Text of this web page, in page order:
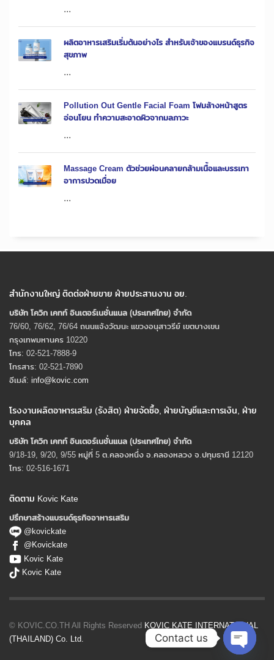
...
ผลิตอาหารเสริมเริ่มต้นอย่างไร สำหรับเจ้าของแบรนด์ธุรกิจ
สุขภาพ
...
Pollution Out Gentle Facial Foam โฟมล้างหน้าสูตร
อ่อนโยน ทำความสะอาดผิวจากมลภาวะ
...
Massage Cream ตัวช่วยผ่อนคลายกล้ามเนื้อและบรรเทา
อาการปวดเมื่อย
...
สำนักงานใหญ่ ติดต่อฝ่ายขาย ฝ่ายประสานงาน อย.
บริษัท โควิก เคทท์ อินเตอร์เนชั่นแนล (ประเทศไทย) จํากัด
76/60, 76/62, 76/64 ถนนแจ้งวัฒนะ แขวงอนุสาวรีย์ เขตบางเขน
กรุงเทพมหานคร 10220
โทร: 02-521-7888-9
โทรสาร: 02-521-7890
อีเมล์: info@kovic.com
โรงงานผลิตอาหารเสริม (รังสิต) ฝ่ายจัดซื้อ, ฝ่ายบัญชีและการเงิน, ฝ่าย
บุคคล
บริษัท โควิก เคทท์ อินเตอร์เนชั่นแนล (ประเทศไทย) จํากัด
9/18-19, 9/20, 9/55 หมู่ที่ 5 ต.คลองหนึ่ง อ.คลองหลวง จ.ปทุมธานี 12120
โทร: 02-516-1671
ติดตาม Kovic Kate
ปรึกษาสร้างแบรนด์ธุรกิจอาหารเสริม
@kovickate
@Kovickate
Kovic Kate
Kovic Kate
© KOVIC.CO.TH All Rights Reserved KOVIC KATE INTERNATIONAL
(THAILAND) Co. Ltd.
Contact us